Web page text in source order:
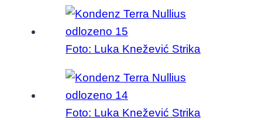
Foto: Luka Knežević Strika
Foto: Luka Knežević Strika